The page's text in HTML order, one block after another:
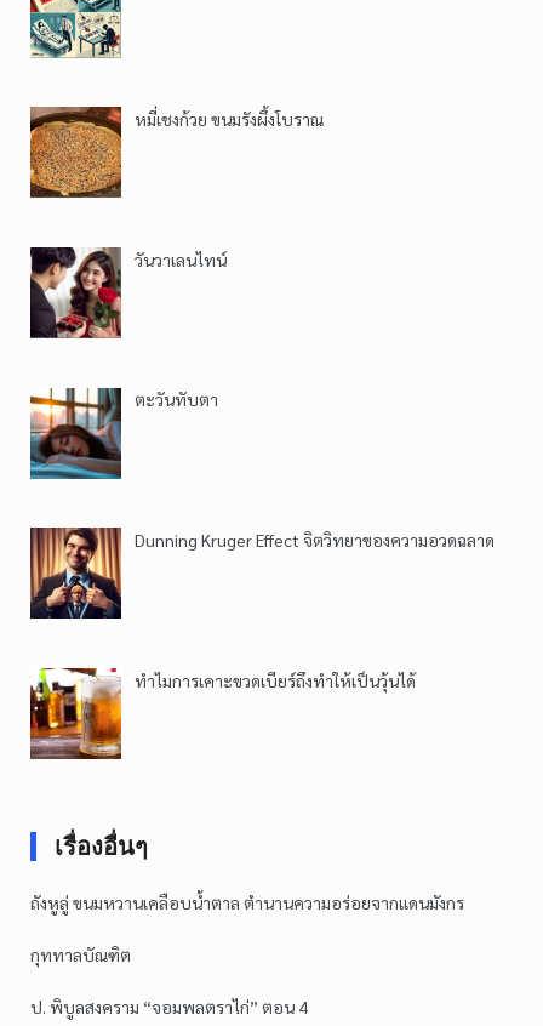
หมี่เชงก้วย ขนมรังผึ้งโบราณ
วันวาเลนไทน์
ตะวันทับตา
Dunning Kruger Effect จิตวิทยาของความอวดฉลาด
ทำไมการเคาะขวดเบียร์ถึงทำให้เป็นวุ้นได้
เรื่องอื่นๆ
ถังหูลู่ ขนมหวานเคลือบน้ำตาล ตำนานความอร่อยจากแดนมังกร
กุททาลบัณฑิต
ป. พิบูลสงคราม “จอมพลตราไก่” ตอน 4